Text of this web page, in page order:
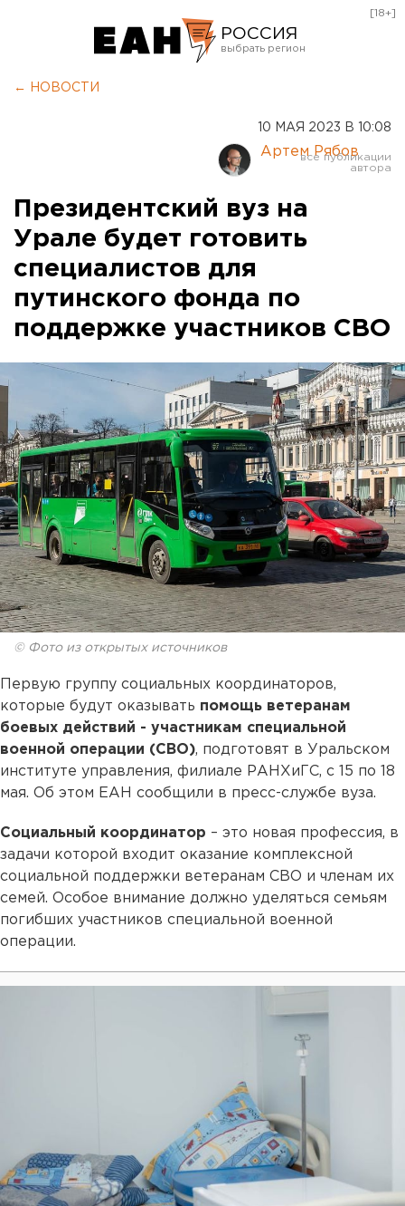
РОССИЯ
Курган
Оренбург
[18+]
← НОВОСТИ
10 МАЯ 2023 В 10:08
Артем Рябов
Президентский вуз на
Урале будет готовить
специалистов для
путинского фонда по
поддержке участников СВО
© Фото из открытых источников
Первую группу социальных координаторов,
которые будут оказывать помощь ветеранам
боевых действий - участникам специальной
военной операции (СВО), подготовят в Уральском
институте управления, филиале РАНХиГС, с 15 по 18
мая. Об этом ЕАН сообщили в пресс-службе вуза.
Социальный координатор – это новая профессия, в
задачи которой входит оказание комплексной
социальной поддержки ветеранам СВО и членам их
семей. Особое внимание должно уделяться семьям
погибших участников специальной военной
операции.